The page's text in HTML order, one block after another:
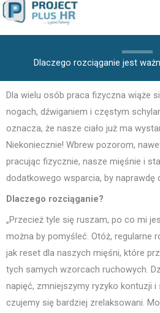
Dlaczego rozciąganie jest
Dla wielu osób praca fizyczna wiąże
nogach, dźwiganiem i częstym
oznacza, że nasze ciało już ma
Niekoniecznie! Wbrew pozorom,
pracując fizycznie, nasze mięśnie i
dodatkowego wsparcia, by naprawdę
Dlaczego rozciąganie?
„Przecież tyle się ruszam, po co mi
można by pomyśleć. Otóż, regularne
jak reset dla naszych mięśni, które
tych samych wzorcach ruchowych.
napięć, zmniejszymy ryzyko kontuzji i
czujemy się bardziej zrelaksowani.